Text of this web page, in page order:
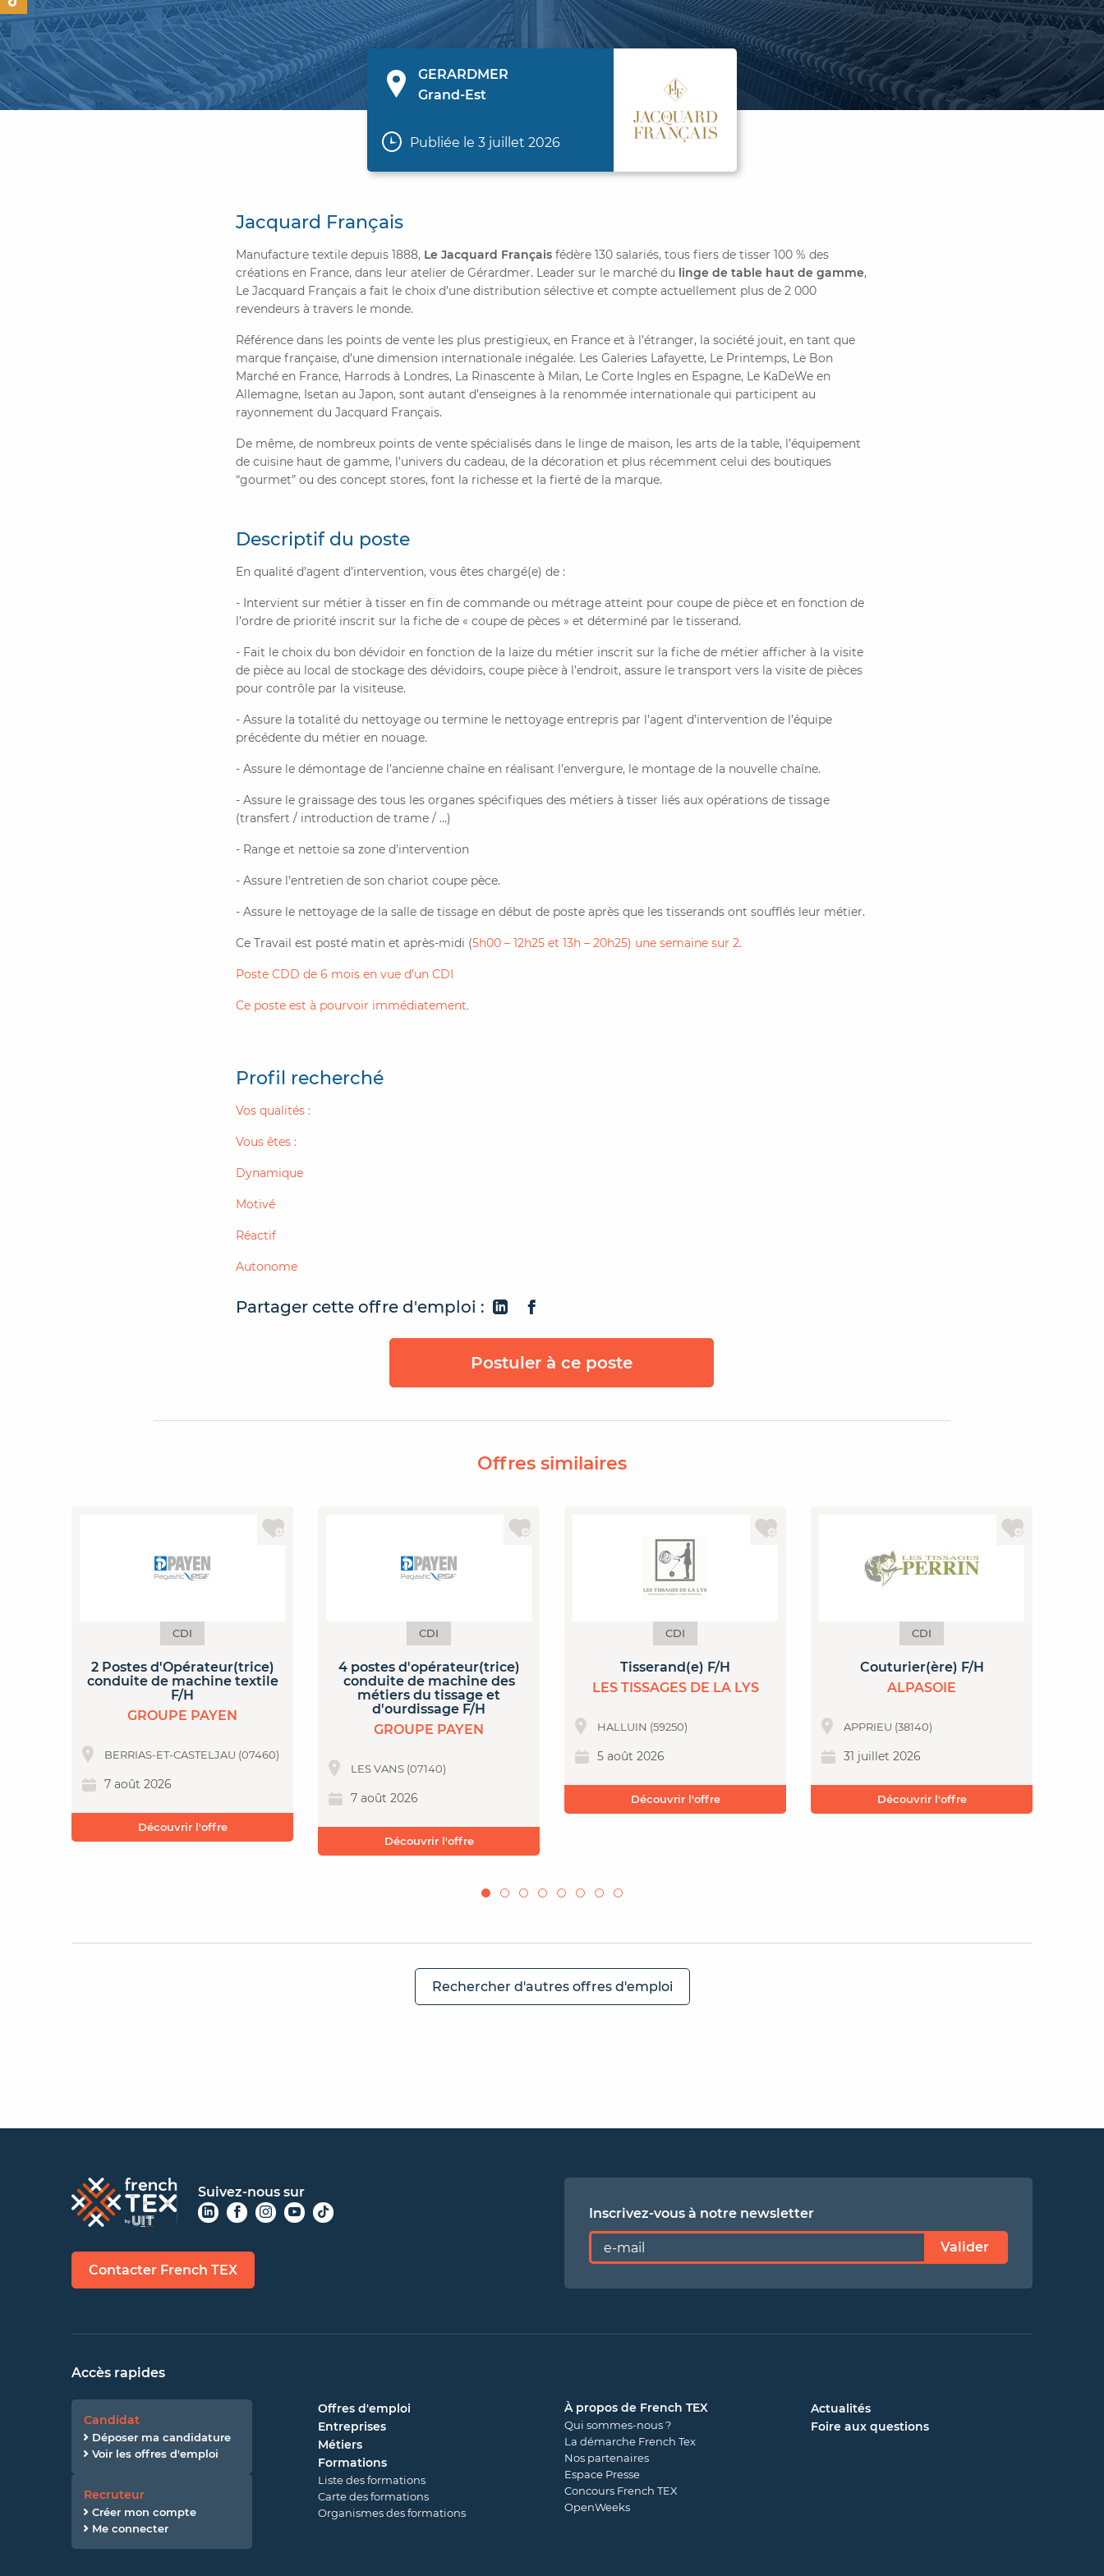
GERARDMER
Grand-Est
Publiée le 3 juillet 2026
Jacquard Français
Manufacture textile depuis 1888, Le Jacquard Français fédère 130 salariés, tous fiers de tisser 100 % des
créations en France, dans leur atelier de Gérardmer. Leader sur le marché du linge de table haut de gamme,
Le Jacquard Français a fait le choix d’une distribution sélective et compte actuellement plus de 2 000
revendeurs à travers le monde.
Référence dans les points de vente les plus prestigieux, en France et à l’étranger, la société jouit, en tant que
marque française, d’une dimension internationale inégalée. Les Galeries Lafayette, Le Printemps, Le Bon
Marché en France, Harrods à Londres, La Rinascente à Milan, Le Corte Ingles en Espagne, Le KaDeWe en
Allemagne, Isetan au Japon, sont autant d’enseignes à la renommée internationale qui participent au
rayonnement du Jacquard Français.
De même, de nombreux points de vente spécialisés dans le linge de maison, les arts de la table, l’équipement
de cuisine haut de gamme, l’univers du cadeau, de la décoration et plus récemment celui des boutiques
“gourmet” ou des concept stores, font la richesse et la fierté de la marque.
Descriptif du poste
En qualité d’agent d’intervention, vous êtes chargé(e) de :
- Intervient sur métier à tisser en fin de commande ou métrage atteint pour coupe de pièce et en fonction de
l’ordre de priorité inscrit sur la fiche de « coupe de pèces » et déterminé par le tisserand.
- Fait le choix du bon dévidoir en fonction de la laize du métier inscrit sur la fiche de métier afficher à la visite
de pièce au local de stockage des dévidoirs, coupe pièce à l’endroit, assure le transport vers la visite de pièces
pour contrôle par la visiteuse.
- Assure la totalité du nettoyage ou termine le nettoyage entrepris par l’agent d’intervention de l’équipe
précédente du métier en nouage.
- Assure le démontage de l’ancienne chaîne en réalisant l’envergure, le montage de la nouvelle chaîne.
- Assure le graissage des tous les organes spécifiques des métiers à tisser liés aux opérations de tissage
(transfert / introduction de trame / …)
- Range et nettoie sa zone d’intervention
- Assure l’entretien de son chariot coupe pèce.
- Assure le nettoyage de la salle de tissage en début de poste après que les tisserands ont soufflés leur métier.
Ce Travail est posté matin et après-midi (5h00 – 12h25 et 13h – 20h25) une semaine sur 2.
Poste CDD de 6 mois en vue d’un CDI
Ce poste est à pourvoir immédiatement.
Profil recherché
Vos qualités :
Vous êtes :
Dynamique
Motivé
Réactif
Autonome
Partager cette offre d'emploi :
Postuler à ce poste
Offres similaires
CDI
2 Postes d'Opérateur(trice)
conduite de machine textile
F/H
GROUPE PAYEN
BERRIAS-ET-CASTELJAU (07460)
7 août 2026
Découvrir l'offre
CDI
4 postes d'opérateur(trice)
conduite de machine des
métiers du tissage et
d'ourdissage F/H
GROUPE PAYEN
LES VANS (07140)
7 août 2026
Découvrir l'offre
CDI
Tisserand(e) F/H
LES TISSAGES DE LA LYS
HALLUIN (59250)
5 août 2026
Découvrir l'offre
CDI
Couturier(ère) F/H
ALPASOIE
APPRIEU (38140)
31 juillet 2026
Découvrir l'offre
Rechercher d'autres offres d'emploi
Suivez-nous sur
Contacter French TEX
Inscrivez-vous à notre newsletter
Valider
Accès rapides
Candidat
Déposer ma candidature
Voir les offres d'emploi
Recruteur
Créer mon compte
Me connecter
Offres d'emploi
Entreprises
Métiers
Formations
Liste des formations
Carte des formations
Organismes des formations
À propos de French TEX
Qui sommes-nous ?
La démarche French Tex
Nos partenaires
Espace Presse
Concours French TEX
OpenWeeks
Actualités
Foire aux questions